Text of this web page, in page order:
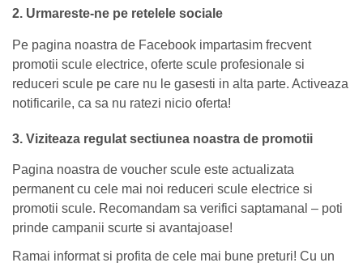
2. Urmareste-ne pe retelele sociale
Pe pagina noastra de Facebook impartasim frecvent
promotii scule electrice, oferte scule profesionale si
reduceri scule pe care nu le gasesti in alta parte. Activeaza
notificarile, ca sa nu ratezi nicio oferta!
3. Viziteaza regulat sectiunea noastra de promotii
Pagina noastra de voucher scule este actualizata
permanent cu cele mai noi reduceri scule electrice si
promotii scule. Recomandam sa verifici saptamanal – poti
prinde campanii scurte si avantajoase!
Ramai informat si profita de cele mai bune preturi! Cu un